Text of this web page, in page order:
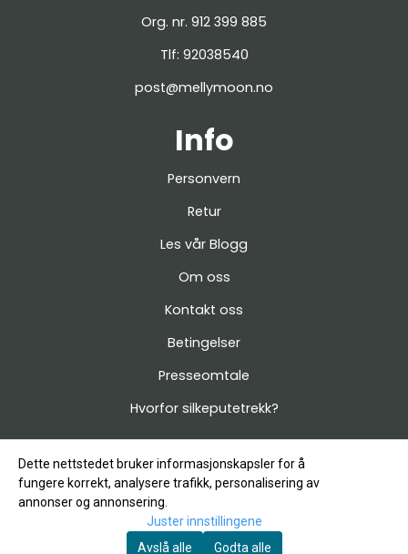
Org. nr. 912 399 885
Tlf: 92038540
post@mellymoon.no
Info
Personvern
Retur
Les vår Blogg
Om oss
Kontakt oss
Betingelser
Presseomtale
Hvorfor silkeputetrekk?
© Copyright Company, org. number 912 399 885
Dette nettstedet bruker informasjonskapsler for å
fungere korrekt, analysere trafikk, personalisering av
annonser og annonsering.
Juster innstillingene
Avslå alle
Godta alle